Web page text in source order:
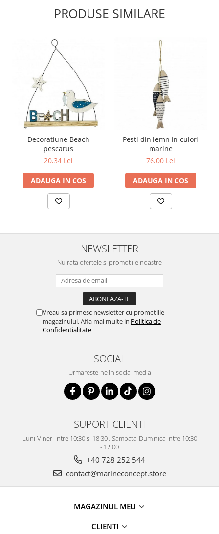
PRODUSE SIMILARE
Decoratiune Beach
pescarus
20,34 Lei
ADAUGA IN COS
Pesti din lemn in culori
marine
76,00 Lei
ADAUGA IN COS
NEWSLETTER
Nu rata ofertele si promotiile noastre
Vreau sa primesc newsletter cu promotiile
magazinului. Afla mai multe in Politica de
Confidentialitate
SOCIAL
Urmareste-ne in social media
SUPORT CLIENTI
Luni-Vineri intre 10:30 si 18:30 , Sambata-Duminica intre 10:30
- 12:00
+40 728 252 544
contact@marineconcept.store
MAGAZINUL MEU
CLIENTI